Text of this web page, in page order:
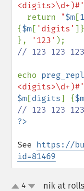
<digits>\d+)#'
  return
"$m[1
{$m[ 'digits' ]}
},
'123'
// 123 123 123
echo
<digits>\d+)#'
$m[digits] {$m
See https://
id=81469
4 nik at